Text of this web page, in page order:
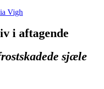
Vigh
i aftagende
sjæle